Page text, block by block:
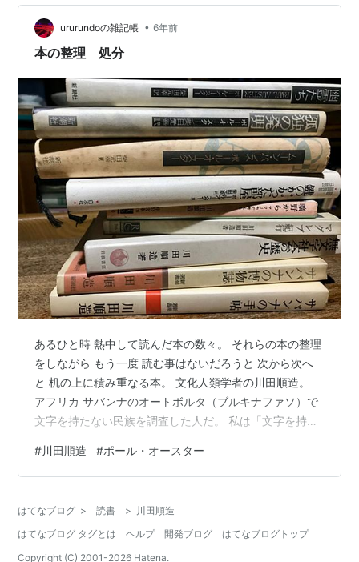
ururundoの雑記帳 • 6年前
本の整理 処分
あるひと時 熱中して読んだ本の数々。 それらの本の整理
をしながら もう一度 読む事はないだろうと 次から次へ
と 机の上に積み重なる本。 文化人類学者の川田順造。
アフリカ サバンナのオートボルタ（ブルキナファソ）で
文字を持たない民族を調査した人だ。 私は「文字を持た
事を伝える。 そして サバンナでの生活 歴史 民族の話も
誠実な文で綴られる。 精密 繊細な美しい挿絵は 同行し
スケールの大きな物語で どんどん読み進んだのが「ムー
ン・パレス」だ。 ニューヨーク マンハッタンの北にある
主人…
#川田順造 #ポール・オースター
はてなブログ > 読書 > 川田順造
はてなブログ タグとは
ヘルプ 開発ブログ
はてなブログトップ
Copyright (C) 2001-2026 Hatena.